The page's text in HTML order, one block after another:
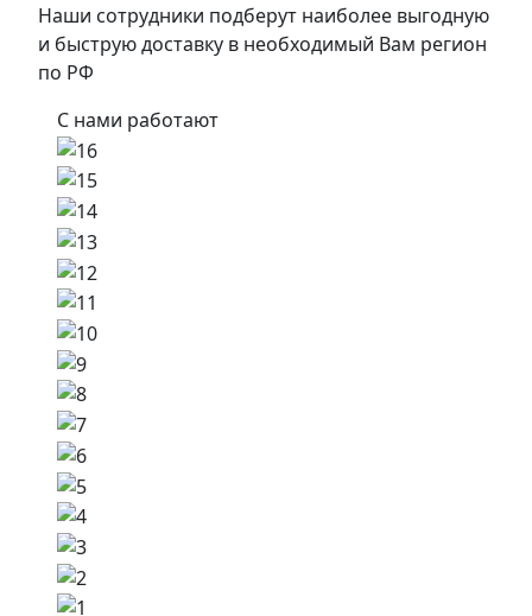
Наши сотрудники подберут наиболее выгодную
и быструю доставку в необходимый Вам регион
по РФ
С нами работают